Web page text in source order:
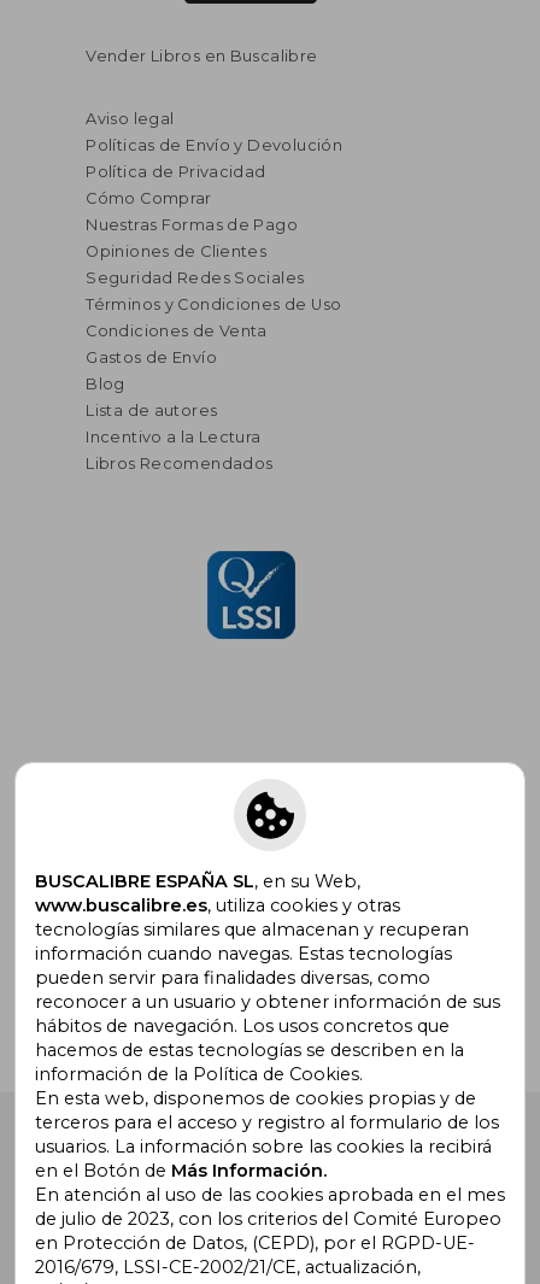
Vender Libros en Buscalibre
Aviso legal
Políticas de Envío y Devolución
Política de Privacidad
Cómo Comprar
Nuestras Formas de Pago
Opiniones de Clientes
Seguridad Redes Sociales
Términos y Condiciones de Uso
Condiciones de Venta
Gastos de Envío
Blog
Lista de autores
Incentivo a la Lectura
Libros Recomendados
Suscríbete para recibir ofertas y
promociones
¿Necesitas ayuda?
Ir a Centro de Soporte
Buscalibre España . Calle Energía, 65, Nave 3 (08940),
Cornellà de Llobregat, Barcelona. Derechos Reservados.
BUSCALIBRE ESPAÑA SL, en su Web,
www.buscalibre.es, utiliza cookies y otras
tecnologías similares que almacenan y recuperan
información cuando navegas. Estas tecnologías
pueden servir para finalidades diversas, como
reconocer a un usuario y obtener información de sus
hábitos de navegación. Los usos concretos que
hacemos de estas tecnologías se describen en la
información de la Política de Cookies.
En esta web, disponemos de cookies propias y de
terceros para el acceso y registro al formulario de los
usuarios. La información sobre las cookies la recibirá
en el Botón de Más Información.
En atención al uso de las cookies aprobada en el mes
de julio de 2023, con los criterios del Comité Europeo
en Protección de Datos, (CEPD), por el RGPD-UE-
2016/679, LSSI-CE-2002/21/CE, actualización,